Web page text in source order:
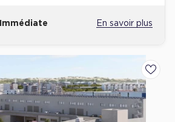
Immédiate En savoir plus